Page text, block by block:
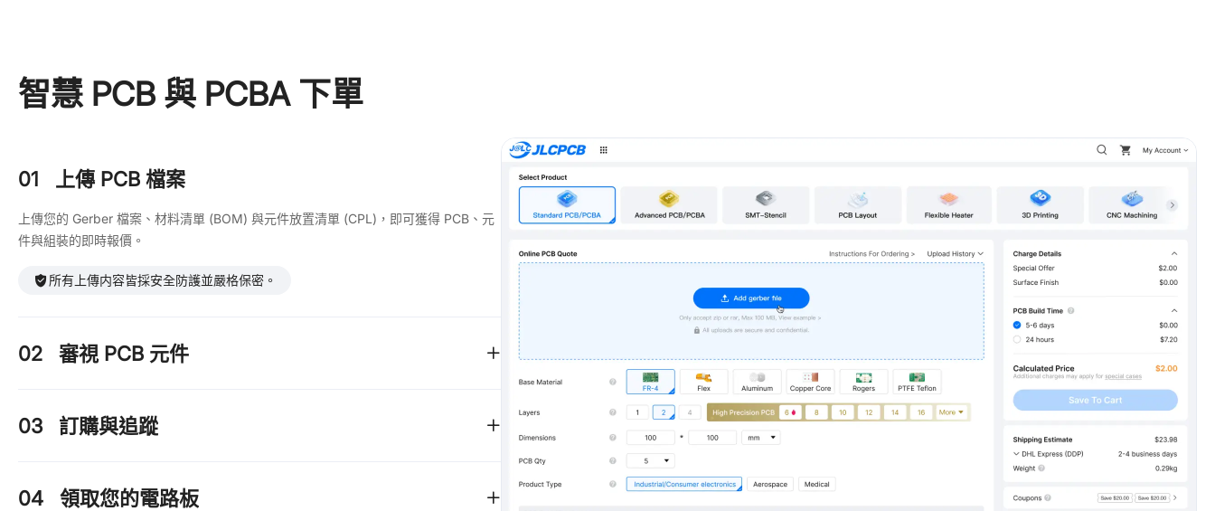
智慧 PCB 與 PCBA 下單
01 上傳 PCB 檔案
上傳您的 Gerber 檔案、材料清單 (BOM) 與元件放置清單 (CPL)，即可獲得 PCB、元
件與組裝的即時報價。
所有上傳内容皆採安全防護並嚴格保密。
02 審視 PCB 元件
03 訂購與追蹤
04 領取您的電路板